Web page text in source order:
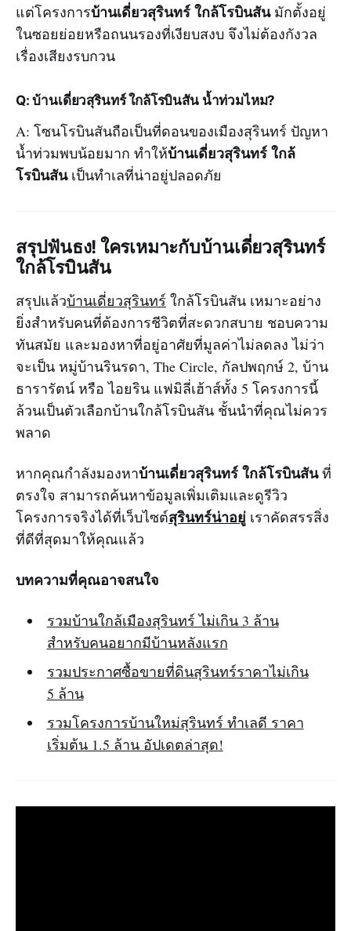
แต่โครงการบ้านเดี่ยวสุรินทร์ ใกล้โรบินสันมักตั้งอยู่
ในซอยย่อยหรือถนนรองที่เงียบสงบ จึงไม่ต้องกังวล
เรื่องเสียงรบกวน
Q: บ้านเดี่ยวสุรินทร์ ใกล้โรบินสัน น้ำท่วมไหม?
A: โซนโรบินสันถือเป็นที่ดอนของเมืองสุรินทร์ ปัญหา
น้ำท่วมพบน้อยมาก ทำให้บ้านเดี่ยวสุรินทร์ ใกล้
โรบินสันเป็นทำเลที่น่าอยู่ปลอดภัย
สรุปฟันธง! ใครเหมาะกับบ้านเดี่ยวสุรินทร์
ใกล้โรบินสัน
สรุปแล้วบ้านเดี่ยวสุรินทร์ ใกล้โรบินสัน เหมาะอย่าง
ยิ่งสำหรับคนที่ต้องการชีวิตที่สะดวกสบาย ชอบความ
ทันสมัย และมองหาที่อยู่อาศัยที่มูลค่าไม่ลดลง ไม่ว่า
จะเป็น หมู่บ้านรินรดา, The Circle, กัลปพฤกษ์ 2, บ้าน
ธารารัตน์ หรือ ไอยริน แฟมิลี่เฮ้าส์ทั้ง 5 โครงการนี้
ล้วนเป็นตัวเลือกบ้านใกล้โรบินสัน ชั้นนำที่คุณไม่ควร
พลาด
หากคุณกำลังมองหาบ้านเดี่ยวสุรินทร์ ใกล้โรบินสันที่
ตรงใจ สามารถค้นหาข้อมูลเพิ่มเติมและดูรีวิว
โครงการจริงได้ที่เว็บไซต์สุรินทร์น่าอยู่ เราคัดสรรสิ่ง
ที่ดีที่สุดมาให้คุณแล้ว
บทความที่คุณอาจสนใจ
รวมบ้านใกล้เมืองสุรินทร์ ไม่เกิน 3 ล้าน
สำหรับคนอยากมีบ้านหลังแรก
รวมประกาศซื้อขายที่ดินสุรินทร์ราคาไม่เกิน
5 ล้าน
รวมโครงการบ้านใหม่สุรินทร์ ทำเลดี ราคา
เริ่มต้น 1.5 ล้าน อัปเดตล่าสุด!